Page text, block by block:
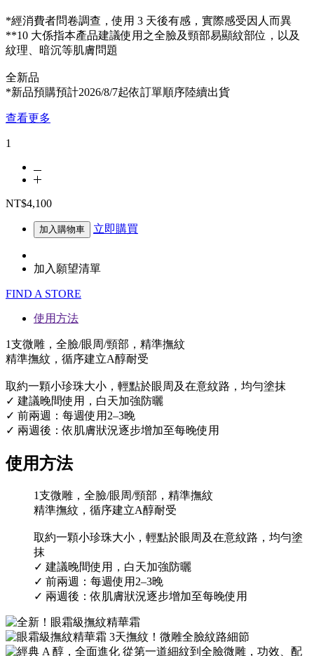
*經消費者問卷調查，使用 3 天後有感，實際感受因人而異
**10 大係指本產品建議使用之全臉及頸部易顯紋部位，以及
紋理、暗沉等肌膚問題
全新品
*新品預購預計2026/8/7起依訂單順序陸續出貨
查看更多
1
NT$4,100
加入購物車 立即購買
加入願望清單
FIND A STORE
使用方法
1支微雕，全臉/眼周/頸部，精準撫紋
精準撫紋，循序建立A醇耐受
取約一顆小珍珠大小，輕點於眼周及在意紋路，均勻塗抹
✓ 建議晚間使用，白天加強防曬
✓ 前兩週：每週使用2–3晚
✓ 兩週後：依肌膚狀況逐步增加至每晚使用
使用方法
1支微雕，全臉/眼周/頸部，精準撫紋
精準撫紋，循序建立A醇耐受
取約一顆小珍珠大小，輕點於眼周及在意紋路，均勻塗
抹
✓ 建議晚間使用，白天加強防曬
✓ 前兩週：每週使用2–3晚
✓ 兩週後：依肌膚狀況逐步增加至每晚使用